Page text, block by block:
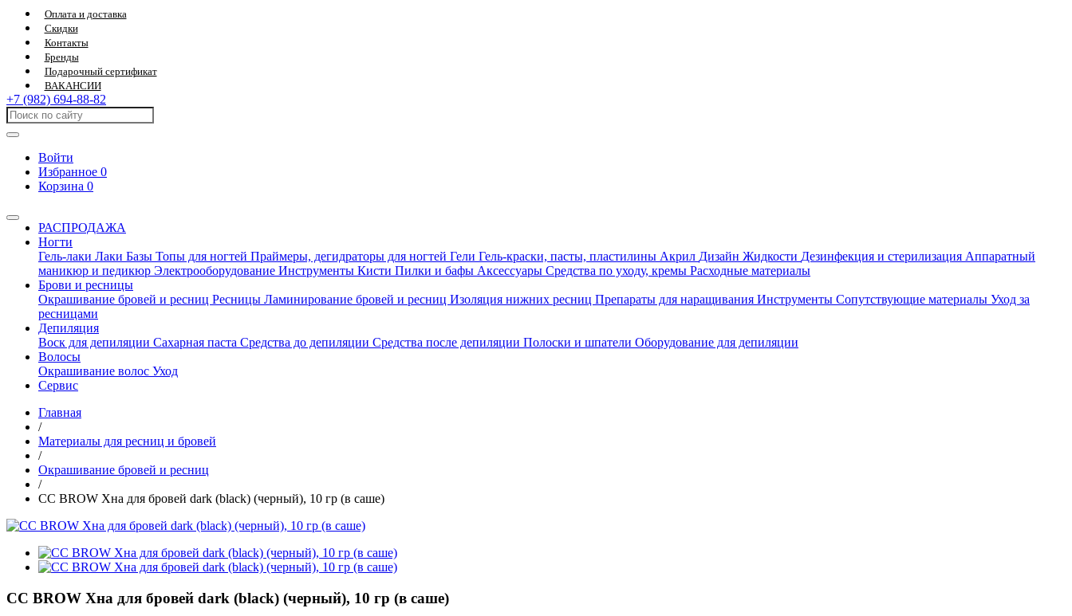
Оплата и доставка
Скидки
Контакты
Бренды
Подарочный сертификат
ВАКАНСИИ
+7 (982) 694-88-82
Войти
Избранное 0
Корзина 0
РАСПРОДАЖА
Ногти
Гель-лаки Лаки Базы Топы для ногтей Праймеры, дегидраторы для ногтей Гели Гель-краски, пасты, пластилины Акрил Дизайн Жидкости Дезинфекция и стерилизация Аппаратный
маникюр и педикюр Электрооборудование Инструменты Кисти Пилки и бафы Аксессуары Средства по уходу, кремы Расходные материалы
Брови и ресницы
Окрашивание бровей и ресниц Ресницы Ламинирование бровей и ресниц Изоляция нижних ресниц Препараты для наращивания Инструменты Сопутствующие материалы Уход за
ресницами
Депиляция
Воск для депиляции Сахарная паста Средства до депиляции Средства после депиляции Полоски и шпатели Оборудование для депиляции
Волосы
Окрашивание волос Уход
Сервис
Главная
/
Материалы для ресниц и бровей
/
Окрашивание бровей и ресниц
/
CC BROW Хна для бровей dark (black) (черный), 10 гр (в саше)
CC BROW Хна для бровей dark (black) (черный), 10 гр (в саше)